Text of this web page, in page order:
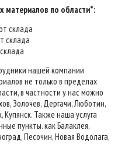
материалов по области*:
склада
склада
нашей компании
не только в пределах
в частности у нас можно
Золочев, Дергачи, Люботин,
Купянск. Также наша услуга
пункты. как Балаклея,
Песочин, Новая Водолага,